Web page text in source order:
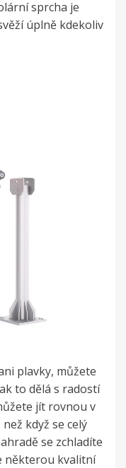
sprcha je
úplně kdekoliv
plavky, můžete
to dělá s radostí
jít rovnou v
když se celý
se zchladíte
některou kvalitní